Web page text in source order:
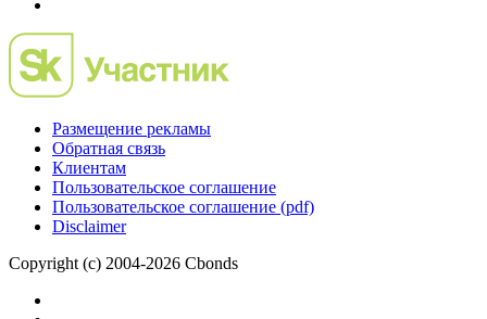
Размещение рекламы
Обратная связь
Клиентам
Пользовательское соглашение
Пользовательское соглашение (pdf)
Disclaimer
Copyright (c) 2004-2026 Cbonds